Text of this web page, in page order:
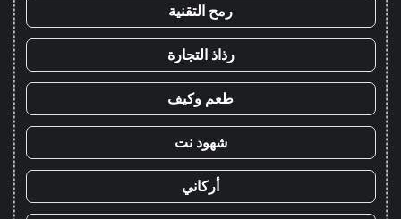
رمح التقنية
رذاذ التجارة
طعم وكيف
شهود نت
أركاني